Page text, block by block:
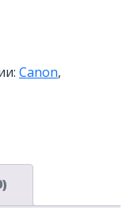
Canon,